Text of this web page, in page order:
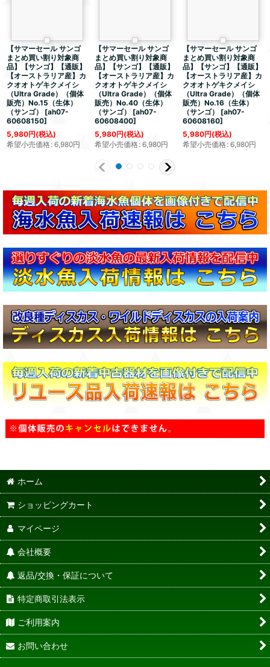
【サマーセール サンゴ
まとめ買い割り対象商
品】【サンゴ】【通販】
【オーストラリア産】カ
クオオトゲキクメイシ
（Ultra Grade）（個体
販売）No.15（生体）
（サンゴ）
[ah07-
60608150]
5,980円(税込)
希望小売価格: 6,980円
【サマーセール サンゴ
まとめ買い割り対象商
品】【サンゴ】【通販】
【オーストラリア産】カ
クオオトゲキクメイシ
（Ultra Grade）（個体
販売）No.40（生体）
（サンゴ）
[ah07-
60608400]
5,980円(税込)
希望小売価格: 6,980円
【サマーセール サンゴ
まとめ買い割り対象商
品】【サンゴ】【通販】
【オーストラリア産】カ
クオオトゲキクメイシ
（Ultra Grade）（個体
販売）No.16（生体）
（サンゴ）
[ah07-
60608160]
5,980円(税込)
希望小売価格 : 6,980円
ホーム
ショッピングカート
マイページ
会社概要
返品/交換・保証について
特定商取引法表示
ご利用案内
お問い合わせ